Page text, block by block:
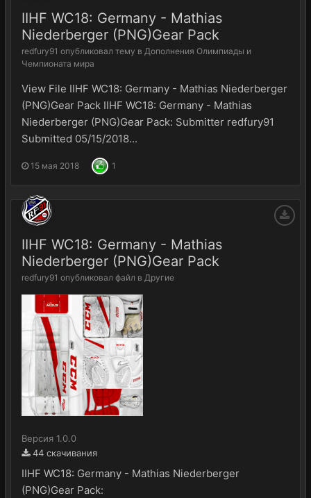
IIHF WC18: Germany - Mathias
Niederberger (PNG)Gear Pack
redfury91 опубликовал тему в Дополнения Олимпиады и
Чемпионата мира
View File IIHF WC18: Germany - Mathias Niederberger
(PNG)Gear Pack IIHF WC18: Germany - Mathias
Niederberger (PNG)Gear Pack: Submitter redfury91
Submitted 05/15/2018...
15 мая 2018 1
IIHF WC18: Germany - Mathias
Niederberger (PNG)Gear Pack
redfury91 опубликовал файл в Другие
Версия 1.0.0
44 скачивания
IIHF WC18: Germany - Mathias Niederberger
(PNG)Gear Pack: